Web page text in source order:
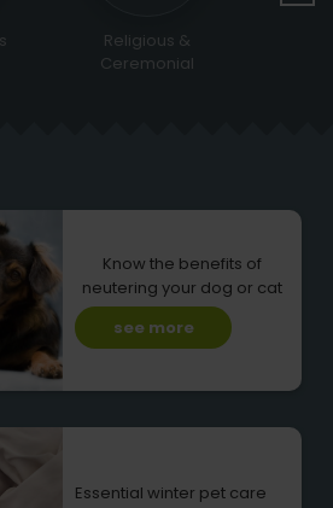
Sports and Leisure
Know the benefits of
neutering your dog or cat
see more
Essential winter pet care